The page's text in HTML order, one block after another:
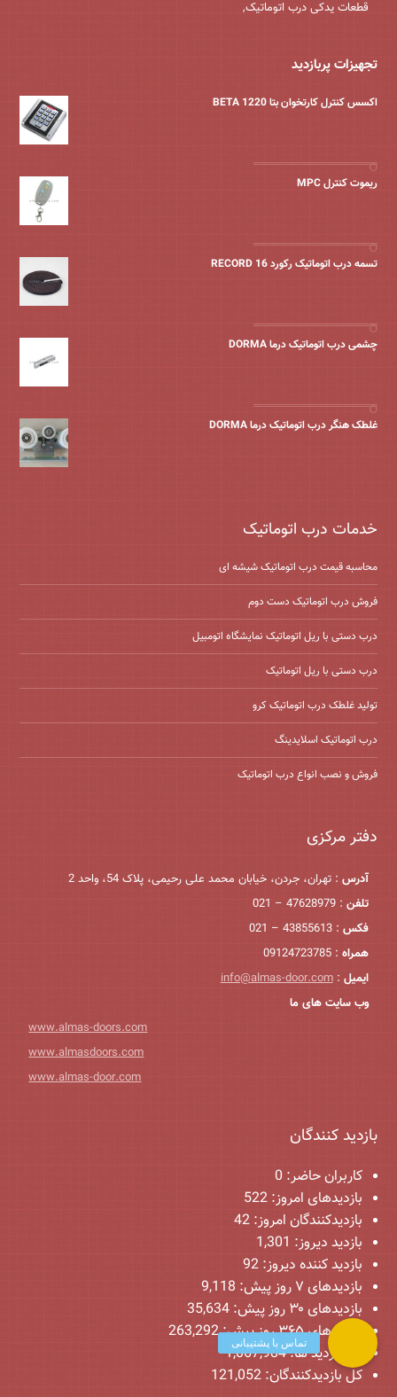
قطعات یدکی درب اتوماتیک,
تجهیزات پربازدید
اکسس کنترل کارتخوان بتا BETA 1220
ریموت کنترل MPC
تسمه درب اتوماتیک رکورد 16 RECORD
چشمی درب اتوماتیک درما DORMA
غلطک هنگر درب اتوماتیک درما DORMA
خدمات درب اتوماتیک
محاسبه قیمت درب اتوماتیک شیشه ‌ای
فروش درب اتوماتیک دست دوم
درب دستی با ریل اتوماتیک نمایشگاه اتومبیل
درب دستی با ریل اتوماتیک
تولید غلطک درب اتوماتیک کرو
درب اتوماتیک اسلایدینگ
فروش و نصب انواع درب اتوماتیک
دفتر مرکزی
آدرس : تهران، جردن، خیابان محمد علی رحیمی، پلاک 54، واحد 2
تلفن : 47628979 – 021
فکس : 43855613 – 021
همراه : 09124723785
ایمیل :
info@almas-door.com
وب سایت های ما
www.almas-doors.com
www.almasdoors.com
www.almas-door.com
بازدید کنندگان
کاربران حاضر: 0
بازدیدهای امروز:522
بازدیدکنندگان امروز:42
بازدید دیروز: 1,301
بازدید کننده دیروز:92
بازدیدهای ۷ روز پیش:
9,118
بازدیدهای ۳۰ روز پیش:
35,634
بازدیدهای ۳۶۵ روز پیش:
263,292
کل بازدید ها:1,067,984
کل بازدیدکنند‌گان:121,052